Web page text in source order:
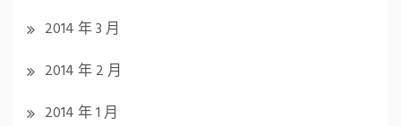
2014 年 3 月
2014 年 2 月
2014 年 1 月